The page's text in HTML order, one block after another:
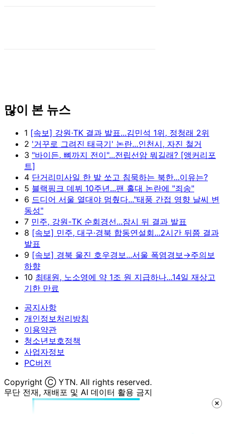
많이 본 뉴스
1 [속보] 강원·TK 결과 발표...김민석 1위, 정청래 2위
2 '거꾸로 그려진 태극기' 논란...인천시, 자진 철거
3 "바이든, 뼈까지 전이"...전립선암 뭐길래? [앵커리포
트]
4 단거리미사일 한 발 쏘고 침묵하는 북한...이유는?
5 블랙핑크 데뷔 10주년...팬 홀대 논란에 "죄송"
6 드디어 서울 열대야 멈췄다..."태풍 간접 영향 날씨 변
동성"
7 민주, 강원-TK 순회경선...잠시 뒤 결과 발표
8 [속보] 민주, 대구·경북 합동연설회...2시간 뒤쯤 결과
발표
9 [속보] 경북 울진 호우경보...서울 폭염경보→주의보
하향
10 최태원, 노소영에 약 1조 원 지급하나...14일 재상고
기한 만료
공지사항
개인정보처리방침
이용약관
청소년보호정책
사업자정보
PC버전
Copyright Ⓒ YTN. All rights reserved.
무단 전재, 재배포 및 AI 데이터 활용 금지